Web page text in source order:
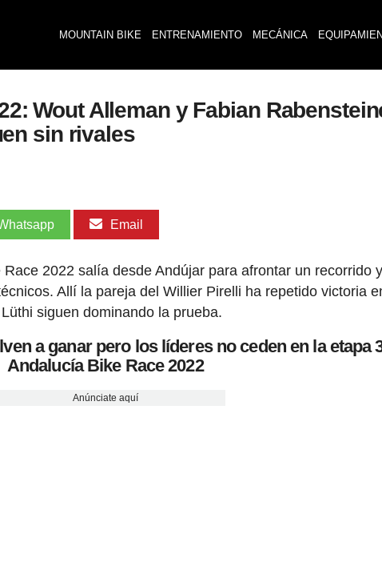
MOUNTAIN BIKE ENTRENAMIENTO MECÁNICA
Wout Alleman y Fabian
sin rivales
Email
2022 salía desde Andújar para afrontar un recorrido
Allí la pareja del Willier Pirelli ha repetido victoria
siguen dominando la prueba.
a ganar pero los líderes no ceden en la etapa
Andalucía Bike Race 2022
Anúnciate aquí